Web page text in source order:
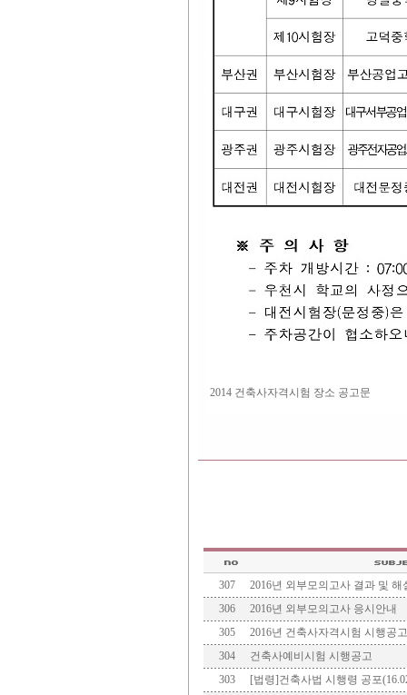
2014 건축사자격시험 장소 공고문
307
2016년 외부모의고사 결과 및 해
306
2016년 외부모의고사 응시안내
305
2016년 건축사자격시험 시행공고
304
건축사예비시험 시행공고
303
[법령]건축사법 시행령 공포